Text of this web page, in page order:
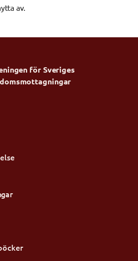
av.
för Sveriges